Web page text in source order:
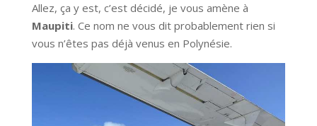
Allez, ça y est, c’est décidé, je vous amène à
Maupiti. Ce nom ne vous dit probablement rien si
vous n’êtes pas déjà venus en Polynésie.